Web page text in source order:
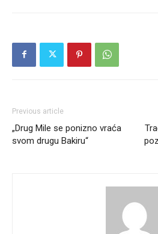
Previous article
„Drug Mile se ponizno vraća
svom drugu Bakiru“